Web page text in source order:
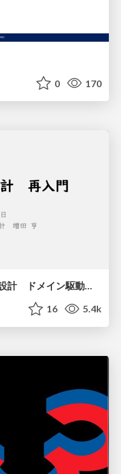
0 170
今こそ聞きたいソフトウェア設計 ドメイン駆動設計再入門
16 5.4k